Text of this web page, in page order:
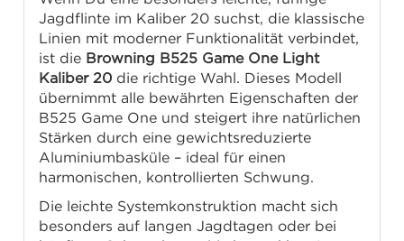
Jagdflinte im Kaliber 20 suchst, die klassische
Linien mit moderner Funktionalität verbindet,
ist die Browning B525 Game One Light
Kaliber 20 die richtige Wahl. Dieses Modell
übernimmt alle bewährten Eigenschaften der
B525 Game One und steigert ihre natürlichen
Stärken durch eine gewichtsreduzierte
Aluminiumbasküle – ideal für einen
harmonischen, kontrollierten Schwung.
Die leichte Systemkonstruktion macht sich
besonders auf langen Jagdtagen oder bei